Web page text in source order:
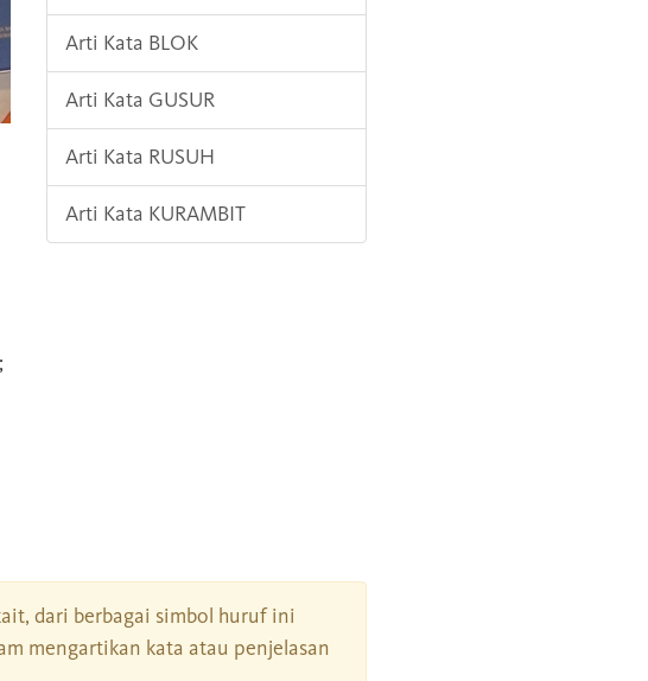
Arti Kata BLOK
Arti Kata GUSUR
Arti Kata RUSUH
Arti Kata KURAMBIT
dari berbagai simbol huruf ini
mengartikan kata atau penjelasan